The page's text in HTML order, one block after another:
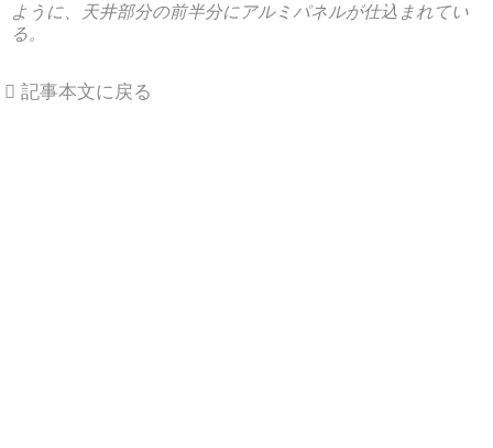
ように、天井部分の前半分にアルミパネルが仕込まれてい
る。
記事本文に戻る